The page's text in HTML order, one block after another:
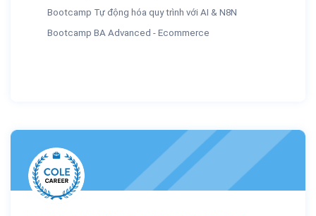
Bootcamp Tự động hóa quy trình với AI & N8N
Bootcamp BA Advanced - Ecommerce